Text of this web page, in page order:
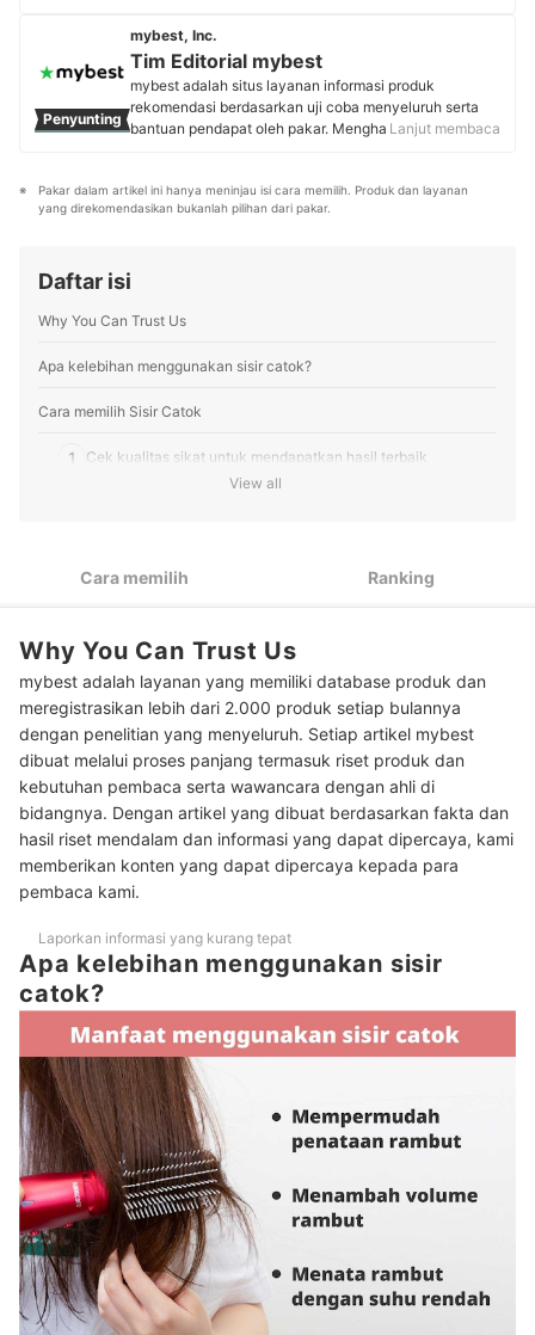
dalam bidang kerja potong rambut dan menyanggul
selama enam tahun. Ia juga menjadi penata rambut dan
sanggul untuk ajang kontes kecantikan para makeup
artist (MUA). Selain bekerja sebagai penata rambut, ia
juga mengajar les privat sanggul dan sudah memiliki 12
Penyunting
mybest, Inc.
Tim Editorial mybest
mybest adalah situs layanan informasi produk
rekomendasi berdasarkan uji coba menyeluruh serta
bantuan pendapat oleh pakar. Menghasilkan konten
Berbagai tema konten, mulai dari kosmetik, kebutuhan
sehari-hari, elektronik rumah tangga, hingga jasa bisa
Lanjut membaca
Pakar dalam artikel ini hanya meninjau isi cara memilih. Produk dan layanan
yang direkomendasikan bukanlah pilihan dari pakar.
Daftar isi
Why You Can Trust Us
Apa kelebihan menggunakan sisir catok?
Cara memilih Sisir Catok
1 Cek kualitas sikat untuk mendapatkan hasil terbaik
4 Periksalah kemudahan penggunaannya
5 Perhatikan fitur yang ditawarkan
Peringkat Sisir Catok Terbaik
Pertanyaan umum seputar sisir catok
Apakah catok sisir bisa membuat rambut kusut?
Tips menggunakan sisir catok
Baca juga rekomendasi produk styling rambut lainnya di sini
View all
Cara memilih Ranking
Why You Can Trust Us
mybest adalah layanan yang memiliki database produk dan
meregistrasikan lebih dari 2.000 produk setiap bulannya
dengan penelitian yang menyeluruh. Setiap artikel mybest
dibuat melalui proses panjang termasuk riset produk dan
kebutuhan pembaca serta wawancara dengan ahli di
bidangnya. Dengan artikel yang dibuat berdasarkan fakta dan
hasil riset mendalam dan informasi yang dapat dipercaya, kami
memberikan konten yang dapat dipercaya kepada para
pembaca kami.
Laporkan informasi yang kurang tepat
Apa kelebihan menggunakan sisir
catok?